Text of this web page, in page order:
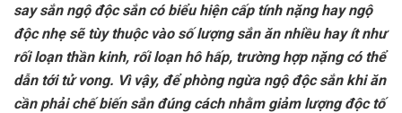
say sắn ngộ độc sắn có biểu hiện cấp tính nặng hay ngộ
độc nhẹ sẽ tùy thuộc vào số lượng sắn ăn nhiều hay ít như
rối loạn thần kinh, rối loạn hô hấp, trường hợp nặng có thể
dẫn tới tử vong. Vì vậy, để phòng ngừa ngộ độc sắn khi ăn
cần phải chế biến sắn đúng cách nhằm giảm lượng độc tố